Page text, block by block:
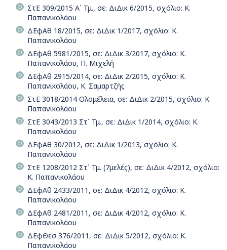
ΣτΕ 309/2015 Α΄ Τμ., σε: ΔιΔικ 6/2015, σχόλιο: Κ.
Παπανικολάου
ΔΕφΑθ 18/2015, σε: ΔιΔικ 1/2017, σχόλιο: Κ.
Παπανικολάου
ΔΕφΑθ 5981/2015, σε: ΔιΔικ 3/2017, σχόλιο: Κ.
Παπανικολάου, Π. Μιχελή
ΔΕφΑθ 2915/2014, σε: ΔιΔικ 2/2015, σχόλιο: Κ.
Παπανικολάου, Κ. Σαμαρτζής
ΣτΕ 3018/2014 Ολομέλεια, σε: ΔιΔικ 2/2015, σχόλιο: Κ.
Παπανικολάου
ΣτΕ 3043/2013 Στ΄ Τμ., σε: ΔιΔικ 1/2014, σχόλιο: Κ.
Παπανικολάου
ΔΕφΑθ 30/2012, σε: ΔιΔικ 1/2013, σχόλιο: Κ.
Παπανικολάου
ΣτΕ 1208/2012 Στ΄ Τμ. (7μελές), σε: ΔιΔικ 4/2012, σχόλιο:
Κ. Παπανικολάου
ΔΕφΑθ 2433/2011, σε: ΔιΔικ 4/2012, σχόλιο: Κ.
Παπανικολάου
ΔΕφΑθ 2481/2011, σε: ΔιΔικ 4/2012, σχόλιο: Κ.
Παπανικολάου
ΔΕφΘεσ 376/2011, σε: ΔιΔικ 5/2012, σχόλιο: Κ.
Παπανικολάου